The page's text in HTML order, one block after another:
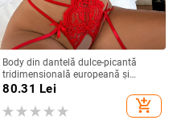
Body din dantelă dulce-picantă
tridimensională europeană și
americană nouă din fabrică 2022,
tentație sexy, comerț exterior,
lenjerie intimă, pijamale sexy
80.31 Lei
add_shopping_cart